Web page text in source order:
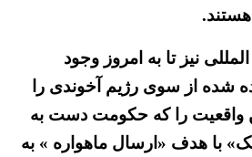
نیز تا به امروز وجود
شده از سوی رژیم آخوندی را
این واقعیت را که حکومت دست به
با هدف «ارسال ماهواره » به